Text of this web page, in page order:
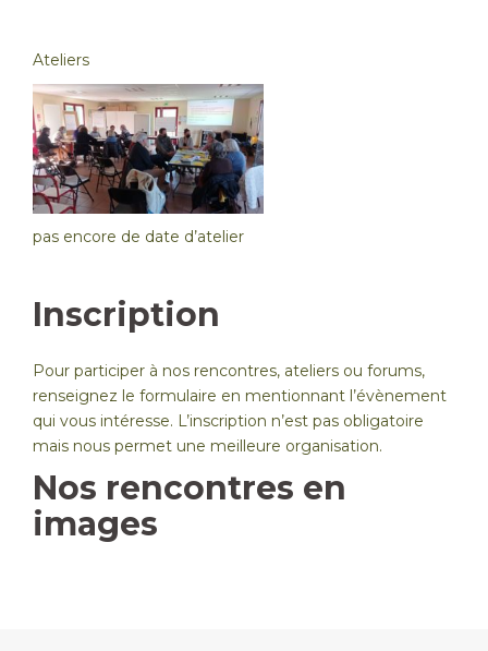
Ateliers
pas encore de date d’atelier
Inscription
Pour participer à nos rencontres, ateliers ou forums,
renseignez le formulaire en mentionnant l’évènement
qui vous intéresse. L’inscription n’est pas obligatoire
mais nous permet une meilleure organisation.
Nos rencontres en
images